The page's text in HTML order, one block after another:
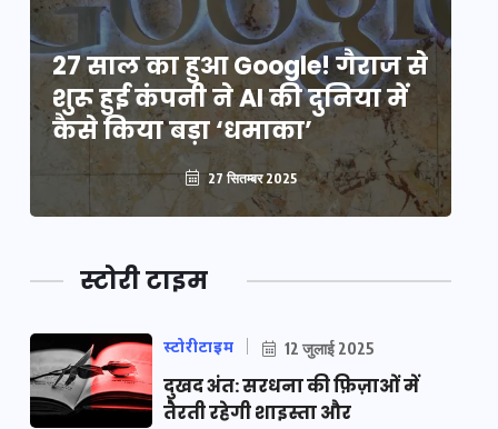
27 साल का हुआ Google! गैराज से
शुरू हुई कंपनी ने AI की दुनिया में
कैसे किया बड़ा ‘धमाका’
27 सितम्बर 2025
स्टोरी टाइम
स्टोरीटाइम 12 जुलाई 2025
दुखद अंत: सरधना की फ़िज़ाओं में
तैरती रहेगी शाइस्ता और